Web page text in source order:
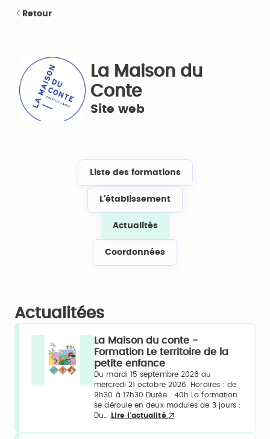
Retour
La Maison du
Conte
Site web
Liste des formations
L'établissement
Actualités
Coordonnées
Actualitées
La Maison du conte -
Formation Le territoire de la
petite enfance
Du mardi 15 septembre 2026 au
mercredi 21 octobre 2026. Horaires : de
9h30 à 17h30 Durée : 40h La formation
se déroule en deux modules de 3 jours :
Du…
Lire l'actualité